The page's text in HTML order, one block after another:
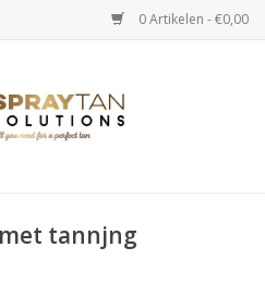
0 Artikelen - €0,00
tannjng